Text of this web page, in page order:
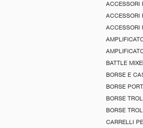
ACCESSORI
ACCESSORI
ACCESSORI
BATTLE
BORSE E
BORSE
BORSE
BORSE
CARRELLI